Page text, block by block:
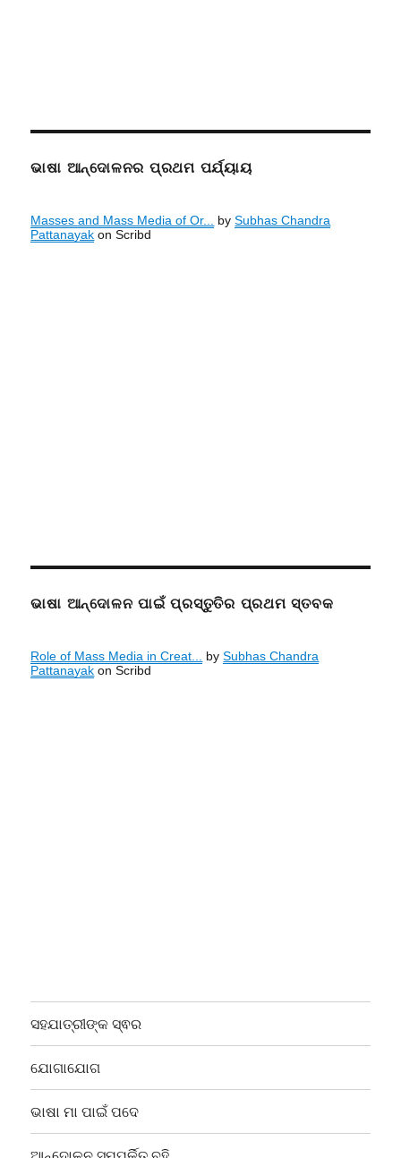
ଭାଷା ଆନ୍ଦୋଳନର ପ୍ରଥମ ପର୍ଯ୍ୟାୟ
Masses and Mass Media of Or... bySubhas Chandra
Pattanayak on Scribd
ଭାଷା ଆନ୍ଦୋଳନ ପାଇଁ ପ୍ରସ୍ତୁତିର ପ୍ରଥମ ସ୍ତବକ
Role of Mass Media in Creat... bySubhas Chandra
Pattanayak on Scribd
ସହଯାତ୍ରୀଙ୍କ ସ୍ଵର
ଯୋଗାଯୋଗ
ଭାଷା ମା ପାଇଁ ପଦେ